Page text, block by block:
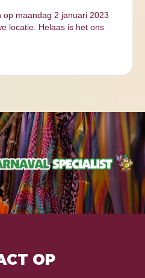
op maandag 2 januari 2023
locatie. Helaas is het ons
OP